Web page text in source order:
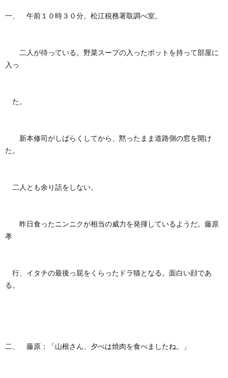
一、 午前１０時３０分。松江税務署取調べ室。
二人が待っている。野菜スープの入ったポットを持って部屋に
入っ
た。
新本修司がしばらくしてから、黙ったまま道路側の窓を開け
た。
二人とも余り話をしない。
昨日食ったニンニクが相当の威力を発揮しているようだ。藤原
孝
行、イタチの最後っ屁をくらったドラ猫となる。面白い顔であ
る。
二、 藤原：「山根さん、夕べは焼肉を食べましたね。」